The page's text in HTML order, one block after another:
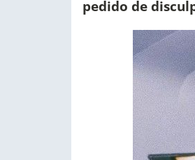
pedido de